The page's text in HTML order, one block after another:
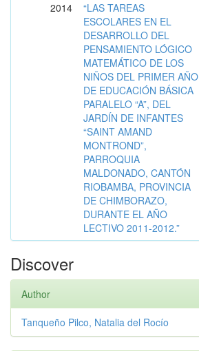
2014
“LAS TAREAS
ESCOLARES EN EL
DESARROLLO DEL
PENSAMIENTO LÓGICO
MATEMÁTICO DE LOS
NIÑOS DEL PRIMER AÑO
DE EDUCACIÓN BÁSICA
PARALELO “A”, DEL
JARDÍN DE INFANTES
“SAINT AMAND
MONTROND”,
PARROQUIA
MALDONADO, CANTÓN
RIOBAMBA, PROVINCIA
DE CHIMBORAZO,
DURANTE EL AÑO
LECTIVO 2011-2012.”
Discover
Author
Tanqueño Pilco, Natalia del Rocío